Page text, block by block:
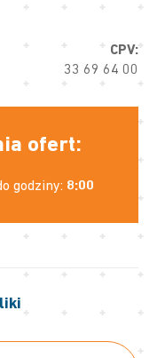
CPV:
33 69 64 00
ofert:
godziny: 8:00